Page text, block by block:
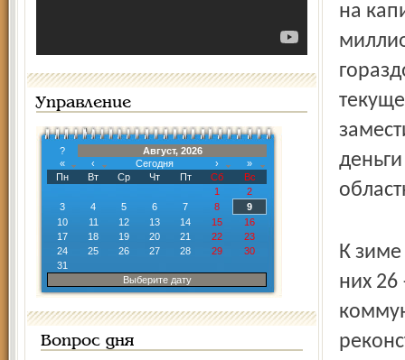
Управление
?
Август, 2026
«
‹ Сегодня ›
»
Пн
Вт Ср Чт Пт Сб
Вс
1
2
3
4 5 6 7 8
9
10
11 12 13 14 15
16
17
18 19 20 21 22
23
24
25 26 27 28 29
30
31
Выберите дату
Вопрос дня
на
К зиме
них